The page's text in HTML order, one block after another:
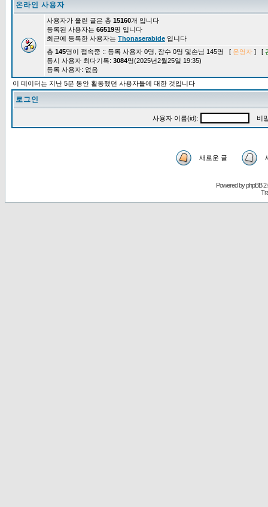
온라인 사용자
사용자가 올린 글은 총 15160개 입니다
등록된 사용자는 66519명 입니다
최근에 등록한 사용자는 Thonaserabide 입니다
총 145명이 접속중 :: 등록 사용자 0명, 잠수 0명 및손님 145명 [ 운영자 ] [
동시 사용자 최다기록: 3084명(2025년2월25일 19:35)
등록 사용자: 없음
이 데이터는 지난 5분 동안 활동했던 사용자들에 대한 것입니다
로그인
사용자 이름(id): 비
새로운 글
Powered byphpBB